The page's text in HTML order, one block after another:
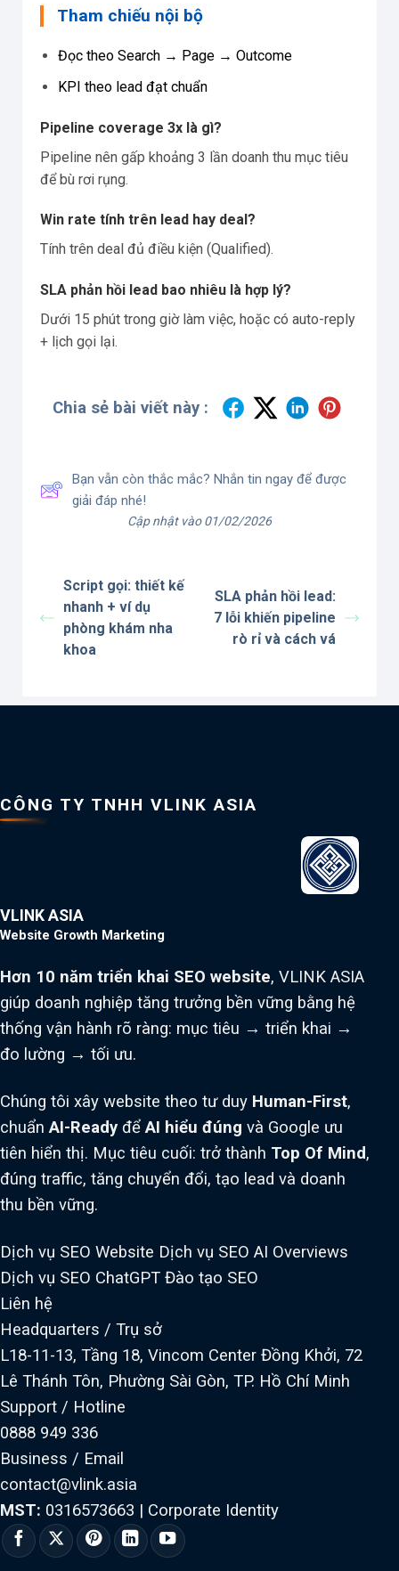
Tham chiếu nội bộ
Đọc theo Search → Page → Outcome
KPI theo lead đạt chuẩn
Pipeline coverage 3x là gì?
Pipeline nên gấp khoảng 3 lần doanh thu mục tiêu
để bù rơi rụng.
Win rate tính trên lead hay deal?
Tính trên deal đủ điều kiện (Qualified).
SLA phản hồi lead bao nhiêu là hợp lý?
Dưới 15 phút trong giờ làm việc, hoặc có auto-reply
+ lịch gọi lại.
Chia sẻ bài viết này :
Bạn vẫn còn thắc mắc? Nhắn tin ngay để được
giải đáp nhé!
Cập nhật vào 01/02/2026
Script gọi: thiết kế
nhanh + ví dụ
phòng khám nha
khoa
SLA phản hồi lead:
7 lỗi khiến pipeline
rò rỉ và cách vá
CÔNG TY TNHH VLINK ASIA
VLINK ASIA
Website Growth Marketing
Hơn 10 năm triển khai SEO website, VLINK ASIA
giúp doanh nghiệp tăng trưởng bền vững bằng hệ
thống vận hành rõ ràng: mục tiêu → triển khai →
đo lường → tối ưu.
Chúng tôi xây website theo tư duy Human-First,
chuẩnAI-Ready đểAI hiểu đúng và Google ưu
tiên hiển thị. Mục tiêu cuối: trở thành Top Of Mind,
đúng traffic, tăng chuyển đổi, tạo lead và doanh
thu bền vững.
Dịch vụ SEO Website Dịch vụ SEO AI Overviews
Dịch vụ SEO ChatGPT Đào tạo SEO
Liên hệ
Headquarters / Trụ sở
L18-11-13, Tầng 18, Vincom Center Đồng Khởi, 72
Lê Thánh Tôn, Phường Sài Gòn, TP. Hồ Chí Minh
Support / Hotline
0888 949 336
Business / Email
contact@vlink.asia
MST: 0316573663 | Corporate Identity